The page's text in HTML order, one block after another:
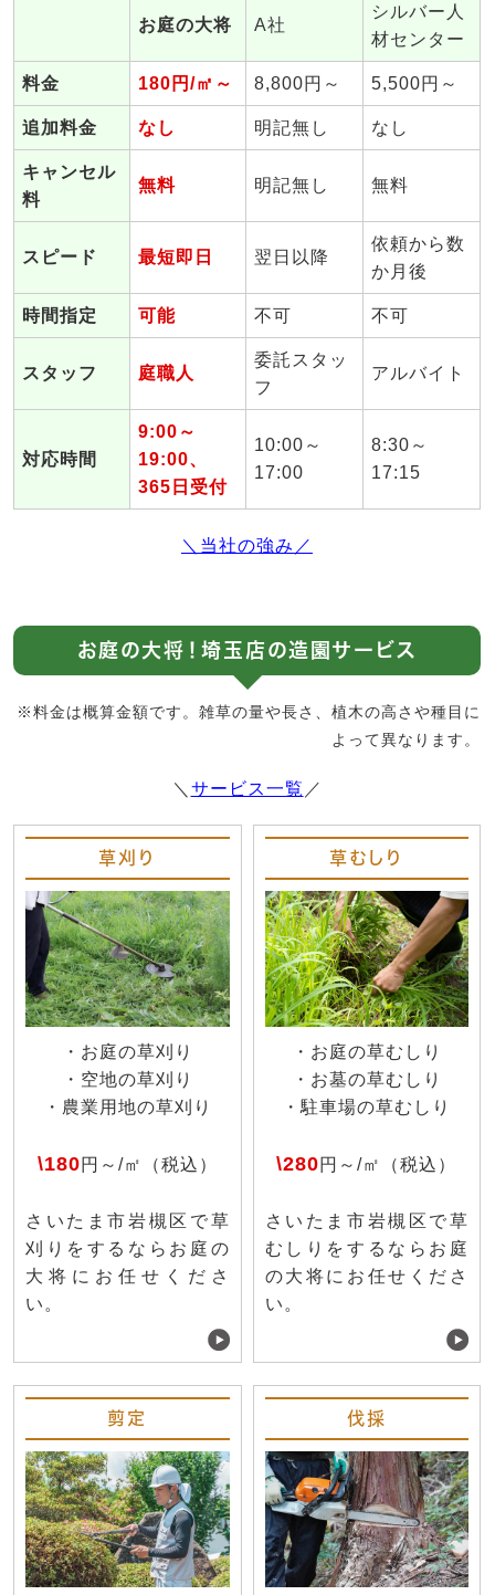
お庭の大将 A社
シルバー人
材センター
料金 180円/㎡～ 8,800円～ 5,500円～
追加料金 なし 明記無し なし
キャンセル
料
無料 明記無し 無料
スピード 最短即日 翌日以降
依頼から数
か月後
時間指定 可能 不可 不可
スタッフ 庭職人
委託スタッ
フ
アルバイト
対応時間
9:00～
19:00、
365日受付
10:00～
17:00
8:30～
17:15
＼当社の強み／
お庭の大将！埼玉店の造園サービス
※料金は概算金額です。雑草の量や長さ、植木の高さや種目に
よって異なります。
＼ サービス一覧 ／
草刈り
・お庭の草刈り
・空地の草刈り
・農業用地の草刈り
\180円～/㎡（税込）
さいたま市岩槻区で草
刈りをするならお庭の
大将にお任せくださ
い。
草むしり
・お庭の草むしり
・お墓の草むしり
・駐車場の草むしり
\280円～/㎡（税込）
さいたま市岩槻区で草
むしりをするならお庭
の大将にお任せくださ
い。
剪定 伐採